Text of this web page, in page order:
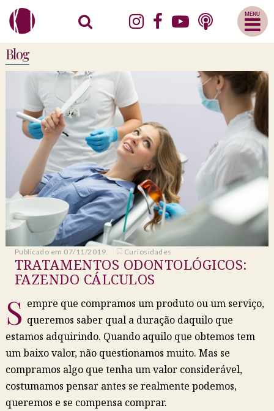
Abrir
Menu
Mobile
Blog
Publicado em 07/11/2019. Curiosidades
TRATAMENTOS ODONTOLÓGICOS:
FAZENDO CÁLCULOS
S empre que compramos um produto ou um serviço,
queremos saber qual a duração daquilo que
estamos adquirindo. Quando aquilo que obtemos tem
um baixo valor, não questionamos muito. Mas se
compramos algo que tenha um valor considerável,
costumamos pensar antes se realmente podemos,
queremos e se compensa comprar.